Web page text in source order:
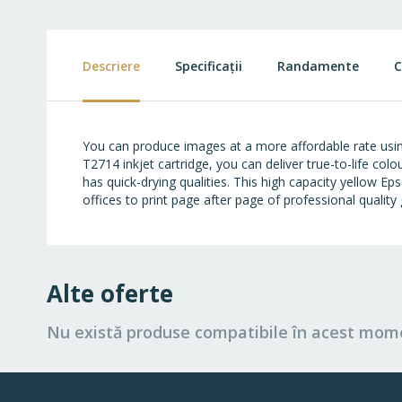
images
Descriere
You can produce images at a more affordable rate
T2714 inkjet cartridge, you can deliver true-to-life
has quick-drying qualities. This high capacity yellow
offices to print page after page of professional quality
Specificații Randamente
Alte oferte
Nu există produse compatibile în acest